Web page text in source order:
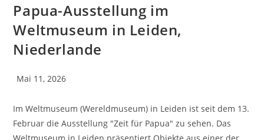
Papua-Ausstellung im
Weltmuseum in Leiden,
Niederlande
Mai 11, 2026
Im Weltmuseum (Wereldmuseum) in Leiden ist seit dem 13.
Februar die Ausstellung "Zeit für Papua" zu sehen. Das